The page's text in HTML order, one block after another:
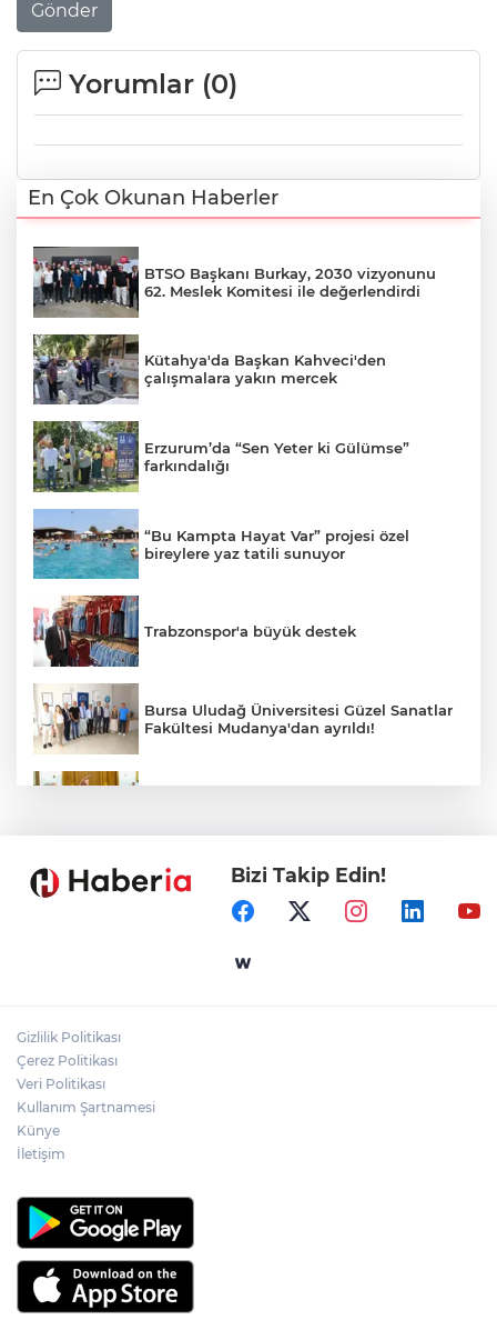
Gönder
Yorumlar (0)
En Çok Okunan Haberler
BTSO Başkanı Burkay, 2030 vizyonunu
62. Meslek Komitesi ile değerlendirdi
Kütahya'da Başkan Kahveci'den
çalışmalara yakın mercek
Erzurum’da “Sen Yeter ki Gülümse”
farkındalığı
“Bu Kampta Hayat Var” projesi özel
bireylere yaz tatili sunuyor
Trabzonspor'a büyük destek
Bursa Uludağ Üniversitesi Güzel Sanatlar
Fakültesi Mudanya'dan ayrıldı!
Ömer Çelik: 2 yıllık çalışmanın en önemli
aşamasındayız
Eskişehir'de kırsal mahallelere yeni su
Bizi Takip Edin!
Gizlilik Politikası
Çerez Politikası
Veri Politikası
Kullanım Şartnamesi
Künye
İletişim